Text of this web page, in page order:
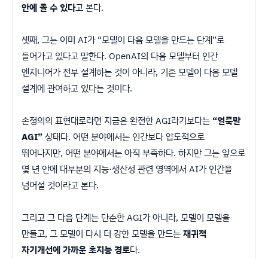
안에 올 수 있다고 본다.
셋째, 그는 이미 AI가 “모델이 다음 모델을 만드는 단계”로
들어가고 있다고 말한다. OpenAI의 다음 모델부터 인간
엔지니어가 전부 설계하는 것이 아니라, 기존 모델이 다음 모델
설계에 관여하고 있다는 것이다.
손정의의 표현대로라면 지금은 완전한 AGI라기보다는 “얼룩말
AGI” 상태다. 어떤 분야에서는 인간보다 압도적으로
뛰어나지만, 어떤 분야에서는 아직 부족하다. 하지만 그는 앞으로
몇 년 안에 대부분의 지능·생산성 관련 영역에서 AI가 인간을
넘어설 것이라고 본다.
그리고 그 다음 단계는 단순한 AGI가 아니라, 모델이 모델을
만들고, 그 모델이 다시 더 강한 모델을 만드는재귀적
자기개선에 가까운 초지능 경로다.